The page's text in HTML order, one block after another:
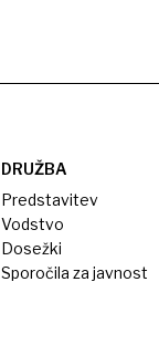
DRUŽBA
Predstavitev
Vodstvo
Dosežki
Sporočila za javnost